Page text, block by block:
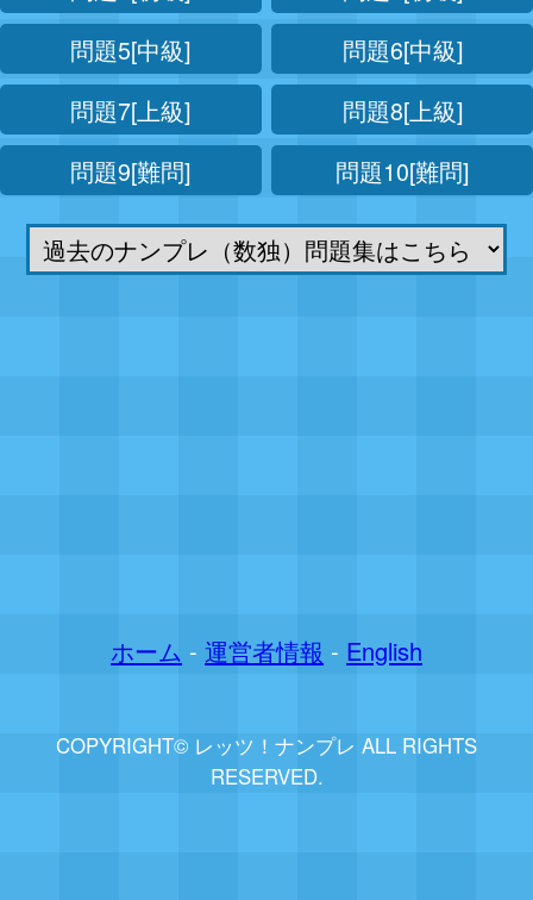
問題5[中級]
問題6[中級]
問題7[上級]
問題8[上級]
問題9[難問]
問題10[難問]
ホーム - 運営者情報 - English
COPYRIGHT© レッツ！ナンプレ ALL RIGHTS
RESERVED.